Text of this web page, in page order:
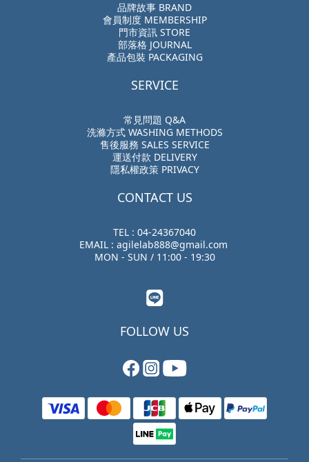
品牌故事 BRAND
會員制度 MEMBERSHIP
門市資訊 STORE
部落格 JOURNAL
產品包裝 PACKAGING
SERVICE
常見問題 Q&A
洗滌方式 WASHING METHODS
售後服務 SALES SERVICE
運送付款 DELIVERY
隱私權政策 PRIVACY
CONTACT US
TEL : 04-24367040
EMAIL : agilelab888@gmail.com
MON - SUN / 11:00 - 19:30
FOLLOW US